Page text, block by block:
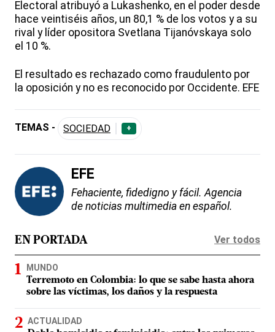
Electoral atribuyó a Lukashenko, en el poder desde
hace veintiséis años, un 80,1 % de los votos y a su
rival y líder opositora Svetlana Tijanóvskaya solo
el 10 %.
El resultado es rechazado como fraudulento por
la oposición y no es reconocido por Occidente. EFE
TEMAS - SOCIEDAD +
EFE
Fehaciente, fidedigno y fácil. Agencia
de noticias multimedia en español.
EN PORTADA Ver todos
MUNDO
Terremoto en Colombia: lo que se sabe hasta ahora
sobre las víctimas, los daños y la respuesta
ACTUALIDAD